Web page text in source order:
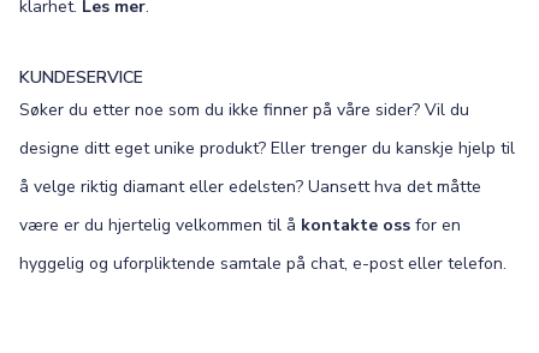
klarhet. Les mer.
KUNDESERVICE
Søker du etter noe som du ikke finner på våre sider? Vil du
designe ditt eget unike produkt? Eller trenger du kanskje hjelp til
å velge riktig diamant eller edelsten? Uansett hva det måtte
være er du hjertelig velkommen til å kontakte oss for en
hyggelig og uforpliktende samtale på chat, e-post eller telefon.